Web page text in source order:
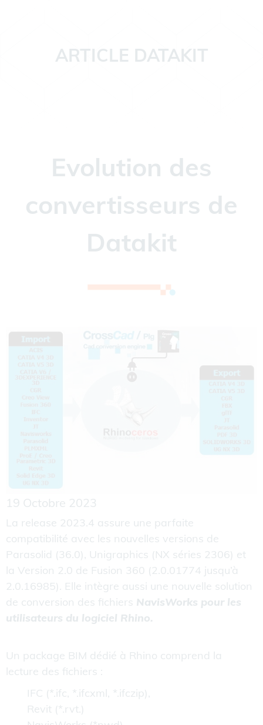
ARTICLE DATAKIT
Evolution des
convertisseurs de
Datakit
19 Octobre 2023
La release 2023.4 assure une parfaite
compatibilité avec les nouvelles versions de
Parasolid (36.0), Unigraphics (NX séries 2306) et
la Version 2.0 de Fusion 360 (2.0.01774 jusqu’à
2.0.16985). Elle intègre aussi une nouvelle solution
de conversion des fichiers NavisWorks pour les
utilisateurs du logiciel Rhino.
Un package BIM dédié à Rhino comprend la
lecture des fichiers :
IFC (*.ifc, *.ifcxml, *.ifczip),
Revit (*.rvt.)